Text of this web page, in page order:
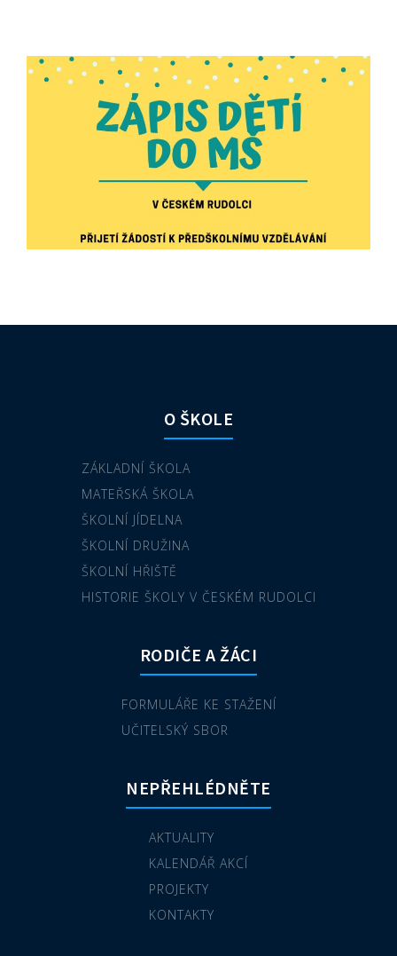
O ŠKOLE
ZÁKLADNÍ ŠKOLA
MATEŘSKÁ ŠKOLA
ŠKOLNÍ JÍDELNA
ŠKOLNÍ DRUŽINA
ŠKOLNÍ HŘIŠTĚ
HISTORIE ŠKOLY V ČESKÉM RUDOLCI
RODIČE A ŽÁCI
FORMULÁŘE KE STAŽENÍ
UČITELSKÝ SBOR
NEPŘEHLÉDNĚTE
AKTUALITY
KALENDÁŘ AKCÍ
PROJEKTY
KONTAKTY